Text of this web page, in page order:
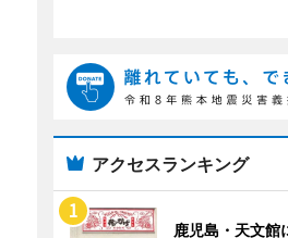
アクセスランキング
鹿児島・天文館